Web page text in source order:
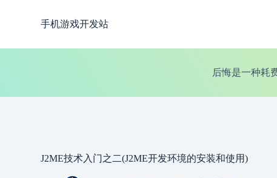
容
手机游戏开发站
后悔是一种耗
J2ME技术入门之二(J2ME开发环境的安装和使用)